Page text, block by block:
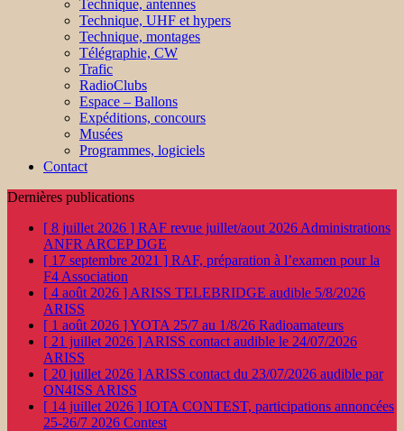
Technique, antennes
Technique, UHF et hypers
Technique, montages
Télégraphie, CW
Trafic
RadioClubs
Espace – Ballons
Expéditions, concours
Musées
Programmes, logiciels
Contact
Dernières publications
[ 8 juillet 2026 ] RAF revue juillet/aout 2026 Administrations
ANFR ARCEP DGE
[ 17 septembre 2021 ] RAF, préparation à l’examen pour la
F4 Association
[ 4 août 2026 ] ARISS TELEBRIDGE audible 5/8/2026
ARISS
[ 1 août 2026 ]YOTA 25/7 au 1/8/26 Radioamateurs
[ 21 juillet 2026 ] ARISS contact audible le 24/07/2026
ARISS
[ 20 juillet 2026 ] ARISS contact du 23/07/2026 audible par
ON4ISS ARISS
[ 14 juillet 2026 ] IOTA CONTEST, participations annoncées
25-26/7 2026 Contest